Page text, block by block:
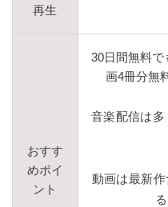
再生
おすす
めポイ
ント
30日間無料で
画4冊分無
音楽配信は
動画は最新